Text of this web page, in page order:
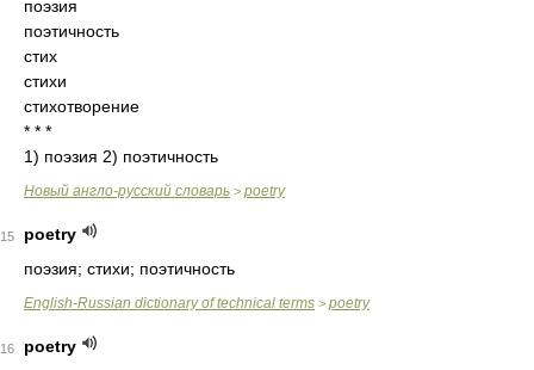
поэзия
поэтичность
стих
стихи
стихотворение
* * *
1) поэзия 2) поэтичность
Новый англо-русский словарь > poetry
15
poetry
поэзия; стихи; поэтичность
English-Russian dictionary of technical terms > poetry
16
poetry